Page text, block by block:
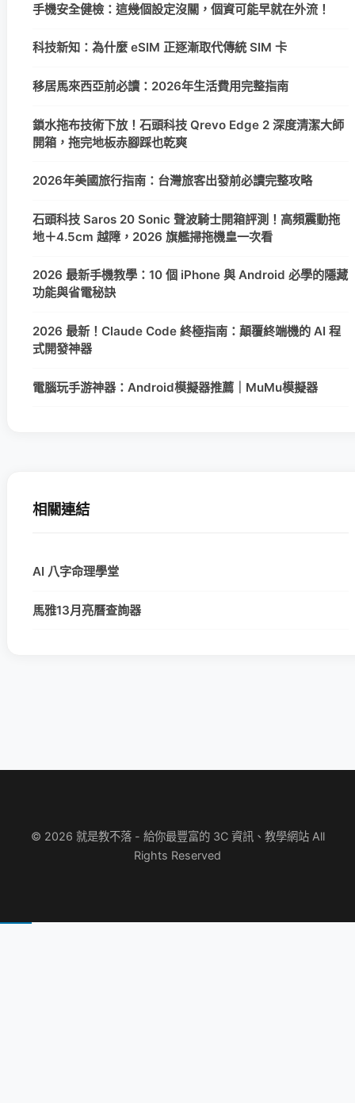
手機安全健檢：這幾個設定沒關，個資可能早就在外流！
科技新知：為什麼 eSIM 正逐漸取代傳統 SIM 卡
移居馬來西亞前必讀：2026年生活費用完整指南
鎖水拖布技術下放！石頭科技 Qrevo Edge 2 深度清潔大師
開箱，拖完地板赤腳踩也乾爽
2026年美國旅行指南：台灣旅客出發前必讀完整攻略
石頭科技 Saros 20 Sonic 聲波騎士開箱評測！高頻震動拖
地＋4.5cm 越障，2026 旗艦掃拖機皇一次看
2026 最新手機教學：10 個 iPhone 與 Android 必學的隱藏
功能與省電秘訣
2026 最新！Claude Code 終極指南：顛覆終端機的 AI 程
式開發神器
電腦玩手游神器：Android模擬器推薦｜MuMu模擬器
相關連結
AI 八字命理學堂
馬雅13月亮曆查詢器
© 2026 就是教不落 - 給你最豐富的 3C 資訊、教學網站 All
Rights Reserved